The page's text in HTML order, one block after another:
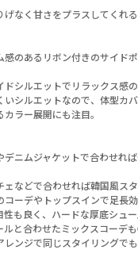
げなく甘さをプラスしてくれ
感のあるリボン付きのサイド
ドシルエットでリラックス感
いシルエットなので、体型カ
ラー展開にも注目。
デニムジャケットで合わせれ
などで合わせれば韓国風ス
ーデやトップスインで足長効
性も良く、ハードな厚底シュ
ルと合わせたミックスコーデ
レンジで同じスタイリングで